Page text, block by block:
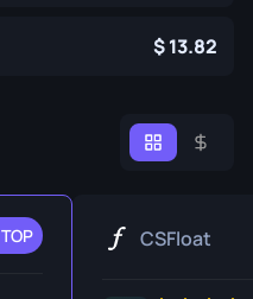
13.82
TOP CSFloat